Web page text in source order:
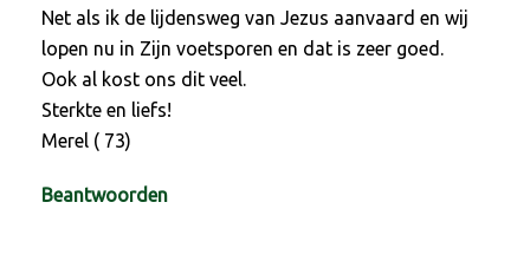
Net als ik de lijdensweg van Jezus aanvaard en wij
lopen nu in Zijn voetsporen en dat is zeer goed.
Ook al kost ons dit veel.
Sterkte en liefs!
Merel ( 73)
Beantwoorden